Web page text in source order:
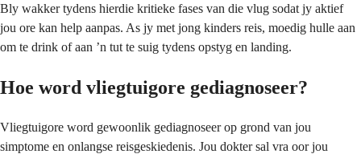
Bly wakker tydens hierdie kritieke fases van die vlug sodat jy aktief
jou ore kan help aanpas. As jy met jong kinders reis, moedig hulle aan
om te drink of aan ’n tut te suig tydens opstyg en landing.
Hoe word vliegtuigore gediagnoseer?
Vliegtuigore word gewoonlik gediagnoseer op grond van jou
simptome en onlangse reisgeskiedenis. Jou dokter sal vra oor jou